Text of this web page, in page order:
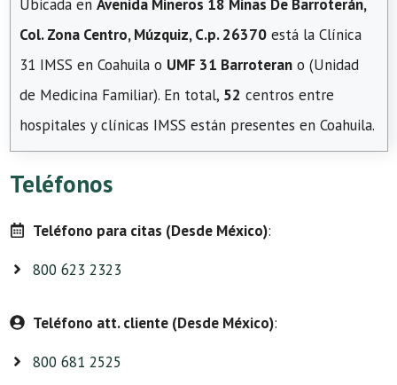
Ubicada en Avenida Mineros 18 Minas De Barroterán,
Col. Zona Centro, Múzquiz, C.p. 26370 está la Clínica
31 IMSS en Coahuila o UMF 31 Barroteran o (Unidad
de Medicina Familiar). En total, 52 centros entre
hospitales y clínicas IMSS están presentes en Coahuila.
Teléfonos
Teléfono para citas (Desde México):
800 623 2323
Teléfono att. cliente (Desde México):
800 681 2525